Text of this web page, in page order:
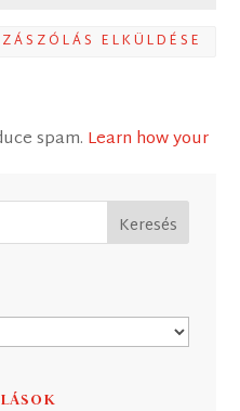
ELKÜLDÉSE
spam. Learn how your